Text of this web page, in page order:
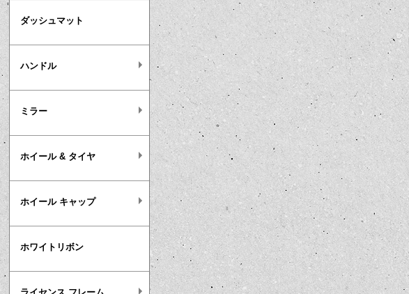
ダッシュマット
ハンドル
ミラー
ホイール & タイヤ
ホイール キャップ
ホワイトリボン